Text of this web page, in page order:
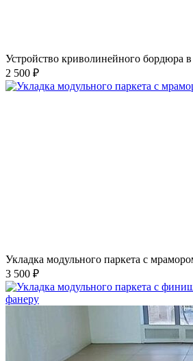
Устройство криволинейного бордюра в
2 500 ₽
Укладка модульного паркета с
3 500 ₽